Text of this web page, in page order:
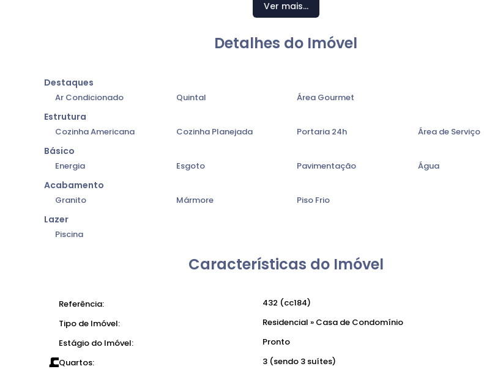
Ver mais...
Detalhes do Imóvel
Destaques
Ar Condicionado Quintal Área Gourmet
Estrutura
Cozinha Americana Cozinha Planejada Portaria 24h Área de Serviço
Básico
Energia Esgoto Pavimentação Água
Acabamento
Granito Mármore Piso Frio
Lazer
Piscina
Características do Imóvel
Referência: 432 (cc184)
Tipo de Imóvel:
Residencial » Casa de Condomínio
Estágio do Imóvel:
Pronto
Quartos:
3 (sendo 3 suítes)